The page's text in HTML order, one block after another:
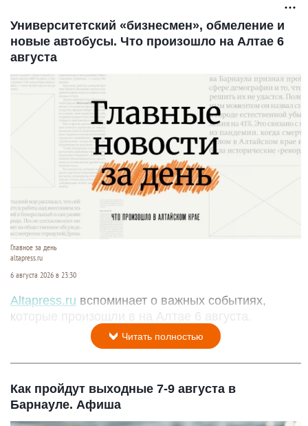
Университетский «бизнесмен», обмеление и
новые автобусы. Что произошло на Алтае 6
августа
Главное за день
altapress.ru
6 августа 2026 в 23:30
Altapress.ru вспоминает о важных событиях,
которые произошли в на Алтае 6 августа.
Читать полностью
Как пройдут выходные 7-9 августа в
Барнауле. Афиша